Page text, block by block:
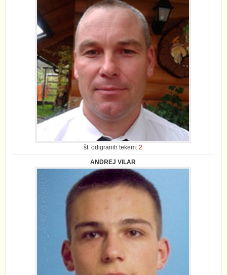
št. odigranih tekem: 2
ANDREJ VILAR